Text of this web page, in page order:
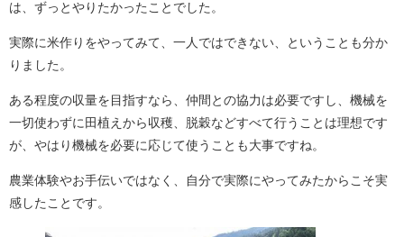
は、ずっとやりたかったことでした。
実際に米作りをやってみて、一人ではできない、ということも分か
りました。
ある程度の収量を目指すなら、仲間との協力は必要ですし、機械を
一切使わずに田植えから収穫、脱穀などすべて行うことは理想です
が、やはり機械を必要に応じて使うことも大事ですね。
農業体験やお手伝いではなく、自分で実際にやってみたからこそ実
感したことです。